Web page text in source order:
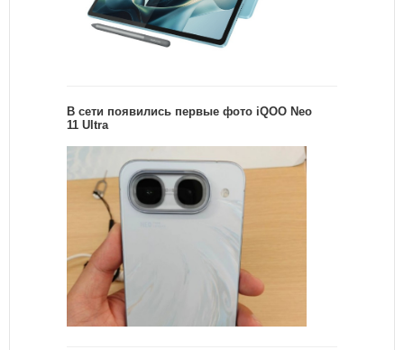
В сети появились первые фото iQOO Neo
11 Ultra